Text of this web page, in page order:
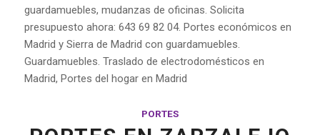
guardamuebles, mudanzas de oficinas. Solicita
presupuesto ahora: 643 69 82 04. Portes económicos en
Madrid y Sierra de Madrid con guardamuebles.
Guardamuebles. Traslado de electrodomésticos en
Madrid, Portes del hogar en Madrid
PORTES